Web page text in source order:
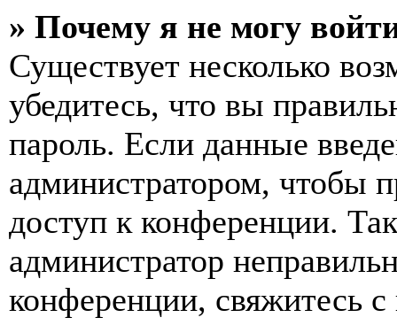
» Почему я не могу
Существует несколько
убедитесь, что вы
пароль. Если данные
администратором, чтобы
доступ к конференции.
администратор
конференции, свяжитесь